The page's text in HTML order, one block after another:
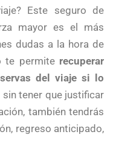
Este seguro de
mayor es el más
dudas a la hora de
te permite recuperar
del viaje si lo
sin tener que justificar
también tendrás
regreso anticipado,